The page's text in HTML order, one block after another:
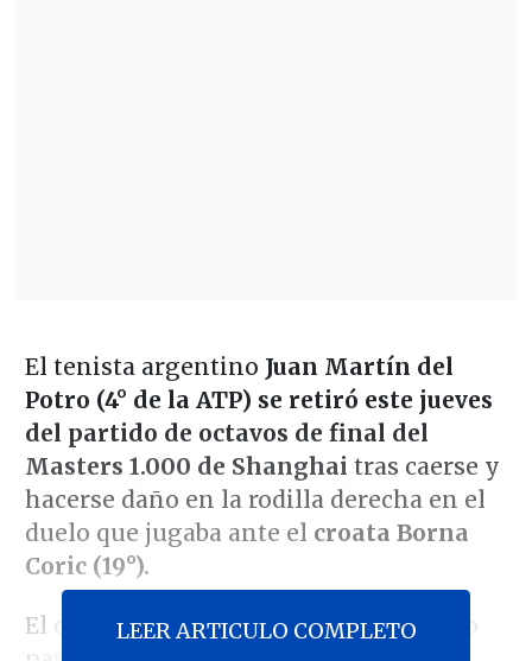
El tenista argentino Juan Martín del
Potro (4° de la ATP) se retiró este jueves
del partido de octavos de final del
Masters 1.000 de Shanghai tras caerse y
hacerse daño en la rodilla derecha en el
duelo que jugaba ante el croata Borna
Coric (19°).
El oriundo de Tandil afrontaba un duro
LEER ARTICULO COMPLETO